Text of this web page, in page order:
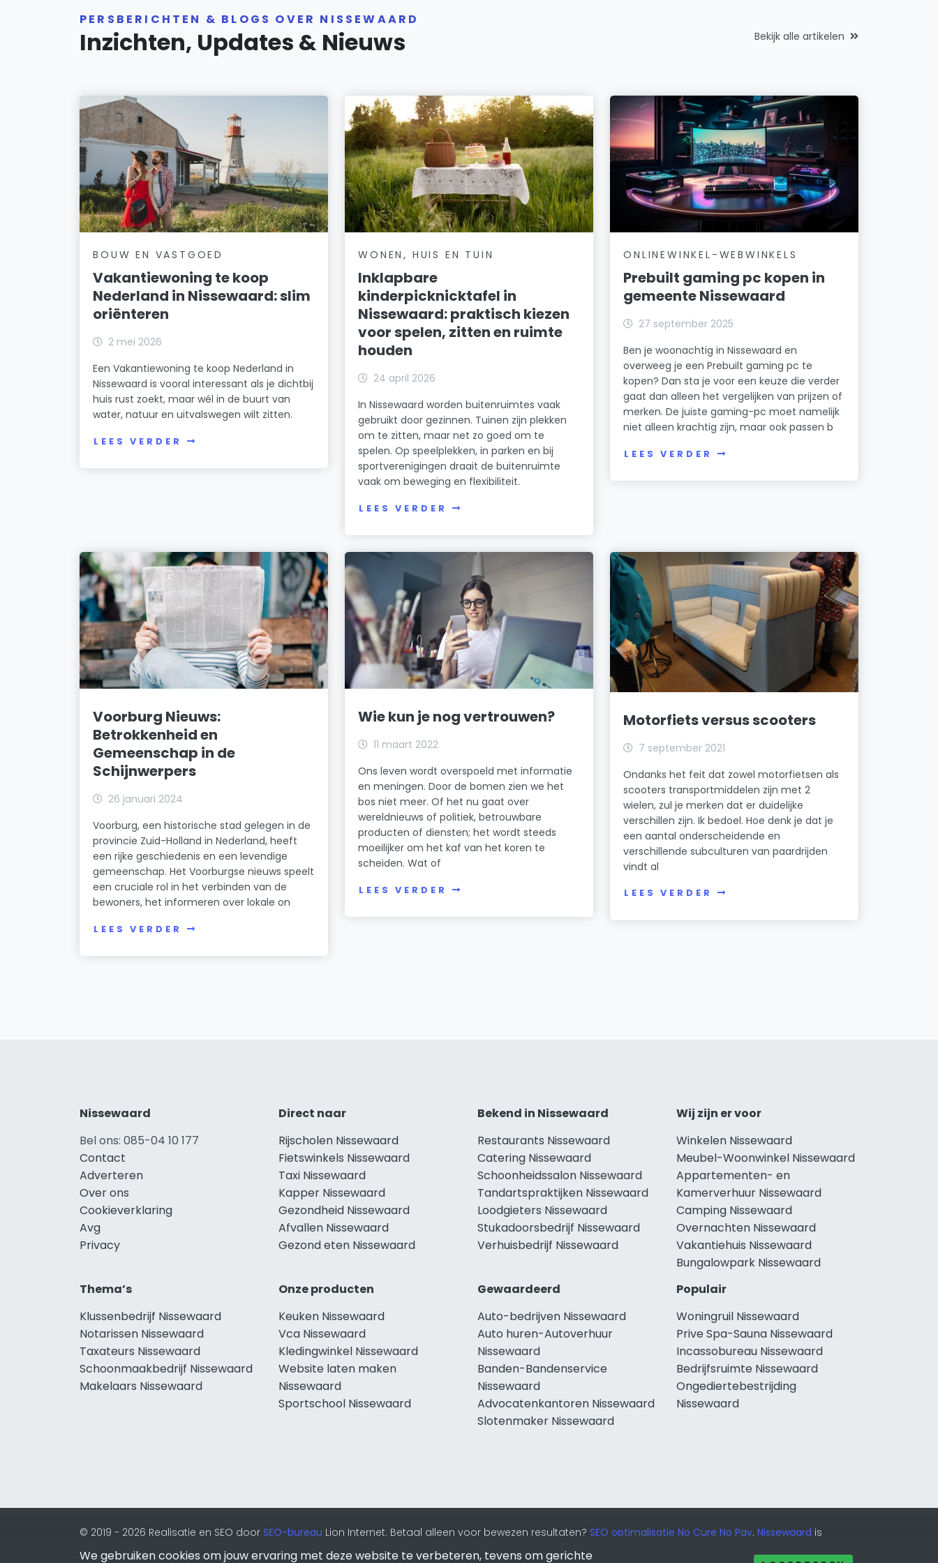
PERSBERICHTEN & BLOGS OVER NISSEWAARD
Inzichten, Updates & Nieuws Bekijk alle artikelen
BOUW EN VASTGOED
Vakantiewoning te koop
Nederland in Nissewaard: slim
oriënteren
2 mei 2026
Een Vakantiewoning te koop Nederland in
Nissewaard is vooral interessant als je dichtbij
huis rust zoekt, maar wél in de buurt van
water, natuur en uitvalswegen wilt zitten.
LEES VERDER
WONEN, HUIS EN TUIN
Inklapbare
kinderpicknicktafel in
Nissewaard: praktisch kiezen
voor spelen, zitten en ruimte
houden
24 april 2026
In Nissewaard worden buitenruimtes vaak
gebruikt door gezinnen. Tuinen zijn plekken
om te zitten, maar net zo goed om te
spelen. Op speelplekken, in parken en bij
sportverenigingen draait de buitenruimte
vaak om beweging en flexibiliteit.
LEES VERDER
ONLINEWINKEL-WEBWINKELS
Prebuilt gaming pc kopen in
gemeente Nissewaard
27 september 2025
Ben je woonachtig in Nissewaard en
overweeg je een Prebuilt gaming pc te
kopen? Dan sta je voor een keuze die verder
gaat dan alleen het vergelijken van prijzen of
merken. De juiste gaming-pc moet namelijk
niet alleen krachtig zijn, maar ook passen b
LEES VERDER
Voorburg Nieuws:
Betrokkenheid en
Gemeenschap in de
Schijnwerpers
26 januari 2024
Voorburg, een historische stad gelegen in de
provincie Zuid-Holland in Nederland, heeft
een rijke geschiedenis en een levendige
gemeenschap. Het Voorburgse nieuws speelt
een cruciale rol in het verbinden van de
bewoners, het informeren over lokale on
LEES VERDER
Wie kun je nog vertrouwen?
11 maart 2022
Ons leven wordt overspoeld met informatie
en meningen. Door de bomen zien we het
bos niet meer. Of het nu gaat over
wereldnieuws of politiek, betrouwbare
producten of diensten; het wordt steeds
moeilijker om het kaf van het koren te
scheiden. Wat of
LEES VERDER
Motorfiets versus scooters
7 september 2021
Ondanks het feit dat zowel motorfietsen als
scooters transportmiddelen zijn met 2
wielen, zul je merken dat er duidelijke
verschillen zijn. Ik bedoel. Hoe denk je dat je
een aantal onderscheidende en
verschillende subculturen van paardrijden
vindt al
LEES VERDER
Nissewaard
Bel ons: 085-04 10 177
Contact
Adverteren
Over ons
Cookieverklaring
Avg
Privacy
Direct naar
Rijscholen Nissewaard
Fietswinkels Nissewaard
Taxi Nissewaard
Kapper Nissewaard
Gezondheid Nissewaard
Afvallen Nissewaard
Gezond eten Nissewaard
Bekend in Nissewaard
Restaurants Nissewaard
Catering Nissewaard
Schoonheidssalon Nissewaard
Tandartspraktijken Nissewaard
Loodgieters Nissewaard
Stukadoorsbedrijf Nissewaard
Verhuisbedrijf Nissewaard
Wij zijn er voor
Winkelen Nissewaard
Meubel-Woonwinkel Nissewaard
Appartementen- en
Kamerverhuur Nissewaard
Camping Nissewaard
Overnachten Nissewaard
Vakantiehuis Nissewaard
Bungalowpark Nissewaard
Thema’s
Klussenbedrijf Nissewaard
Notarissen Nissewaard
Taxateurs Nissewaard
Schoonmaakbedrijf Nissewaard
Makelaars Nissewaard
Onze producten
Keuken Nissewaard
Vca Nissewaard
Kledingwinkel Nissewaard
Website laten maken
Nissewaard
Sportschool Nissewaard
Gewaardeerd
Auto-bedrijven Nissewaard
Auto huren-Autoverhuur
Nissewaard
Banden-Bandenservice
Nissewaard
Advocatenkantoren Nissewaard
Slotenmaker Nissewaard
Populair
Woningruil Nissewaard
Prive Spa-Sauna Nissewaard
Incassobureau Nissewaard
Bedrijfsruimte Nissewaard
Ongediertebestrijding
Nissewaard
© 2019 - 2026 Realisatie en SEO door SEO-bureau Lion Internet. Betaal alleen voor bewezen resultaten? SEO optimalisatie No Cure No Pay. Nissewaard is
onderdeel van Lion Internet.
We gebruiken cookies om jouw ervaring met deze website te verbeteren, tevens om gerichte